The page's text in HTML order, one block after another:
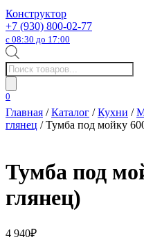
Конструктор
+7 (930) 800-02-77
с 08:30 до 17:00
Поиск
товаров
0
Главная /Каталог /Кухни /
глянец / Тумба под мойку
Тумба под
глянец)
4 940₽